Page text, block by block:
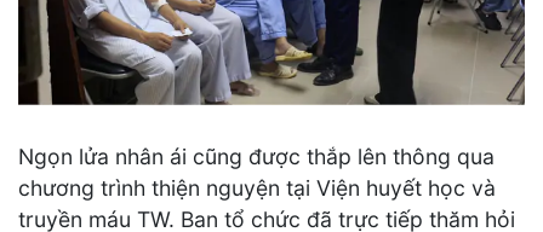
Ngọn lửa nhân ái cũng được thắp lên thông qua
chương trình thiện nguyện tại Viện huyết học và
truyền máu TW. Ban tổ chức đã trực tiếp thăm hỏi